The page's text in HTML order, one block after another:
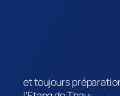
et toujours